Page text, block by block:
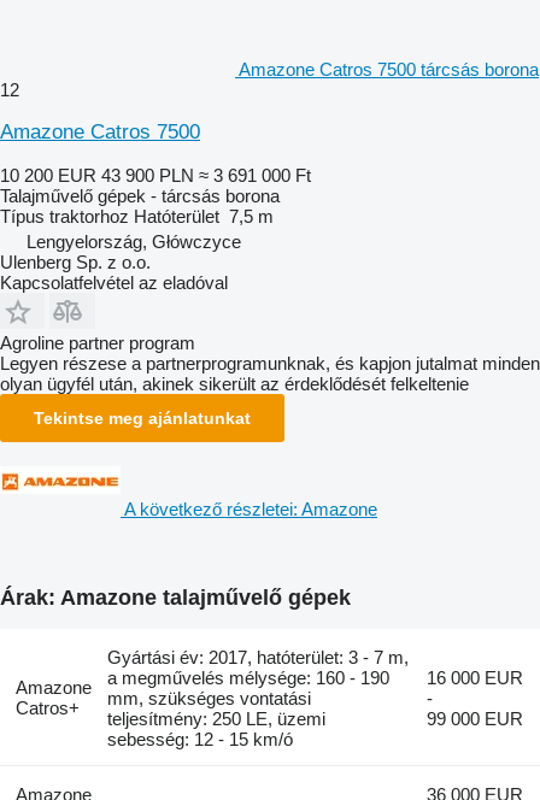
Amazone Catros 7500 tárcsás borona
12
Amazone Catros 7500
10 200 EUR 43 900 PLN ≈ 3 691 000 Ft
Talajművelő gépek - tárcsás borona
Típus traktorhoz Hatóterület 7,5 m
Lengyelország, Główczyce
Ulenberg Sp. z o.o.
Kapcsolatfelvétel az eladóval
Agroline partner program
Legyen részese a partnerprogramunknak, és kapjon jutalmat minden
olyan ügyfél után, akinek sikerült az érdeklődését felkeltenie
Tekintse meg ajánlatunkat
A következő részletei: Amazone
Árak: Amazone talajművelő gépek
Amazone
Catros+
Gyártási év: 2017, hatóterület: 3 - 7 m,
a megművelés mélysége: 160 - 190
mm, szükséges vontatási
teljesítmény: 250 LE, üzemi
sebesség: 12 - 15 km/ó
16 000 EUR
-
99 000 EUR
Amazone 36 000 EUR